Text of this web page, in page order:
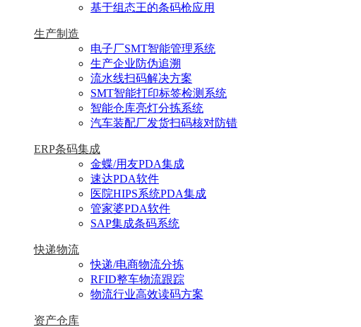
基于组态王的条码枪应用
生产制造
电子厂SMT智能管理系统
生产企业防伪追溯
流水线扫码解决方案
SMT智能打印标签检测系统
智能仓库亮灯分拣系统
汽车装配厂发货扫码核对防错
ERP条码集成
金蝶/用友PDA集成
速达PDA软件
医院HIPS系统PDA集成
管家婆PDA软件
SAP集成条码系统
快递物流
快递/电商物流分拣
RFID整车物流跟踪
物流行业高效读码方案
资产仓库